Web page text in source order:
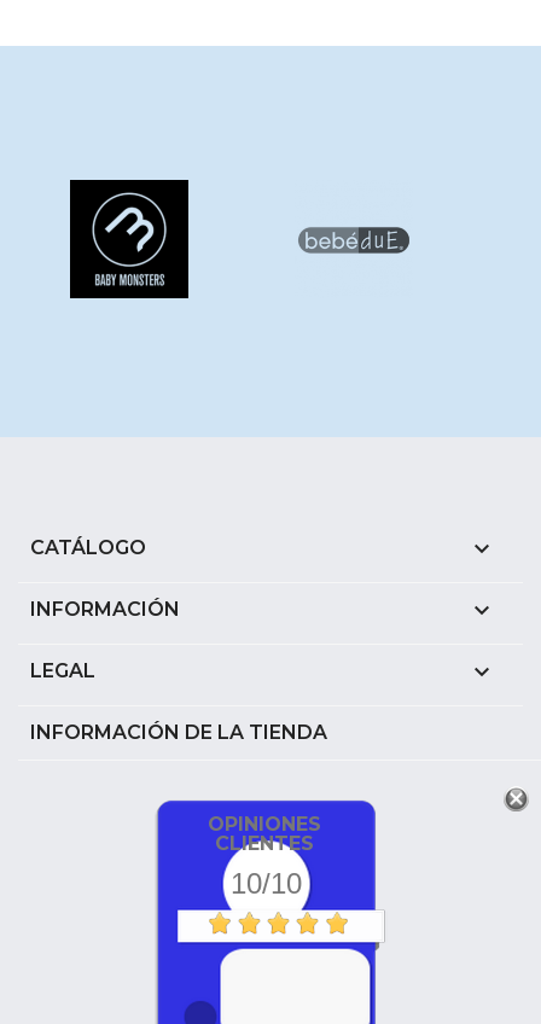
CATÁLOGO 
INFORMACIÓN 
LEGAL 
INFORMACIÓN DE LA TIENDA
OPINIONES
CLIENTES
10/10